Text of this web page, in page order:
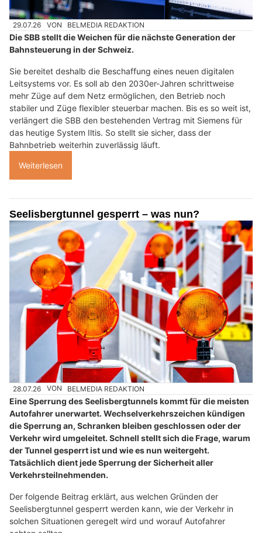
29.07.26 VON BELMEDIA REDAKTION
Die SBB stellt die Weichen für die nächste Generation der
Bahnsteuerung in der Schweiz.
Sie bereitet deshalb die Beschaffung eines neuen digitalen
Leitsystems vor. Es soll ab den 2030er-Jahren schrittweise
mehr Züge auf dem Netz ermöglichen, den Betrieb noch
stabiler und Züge flexibler steuerbar machen. Bis es so weit ist,
verlängert die SBB den bestehenden Vertrag mit Siemens für
das heutige System Iltis. So stellt sie sicher, dass der
Bahnbetrieb weiterhin zuverlässig läuft.
Weiterlesen
Seelisbergtunnel gesperrt – was nun?
28.07.26 VON BELMEDIA REDAKTION
Eine Sperrung des Seelisbergtunnels kommt für die meisten
Autofahrer unerwartet. Wechselverkehrszeichen kündigen
die Sperrung an, Schranken bleiben geschlossen oder der
Verkehr wird umgeleitet. Schnell stellt sich die Frage, warum
der Tunnel gesperrt ist und wie es nun weitergeht.
Tatsächlich dient jede Sperrung der Sicherheit aller
Verkehrsteilnehmenden.
Der folgende Beitrag erklärt, aus welchen Gründen der
Seelisbergtunnel gesperrt werden kann, wie der Verkehr in
solchen Situationen geregelt wird und worauf Autofahrer